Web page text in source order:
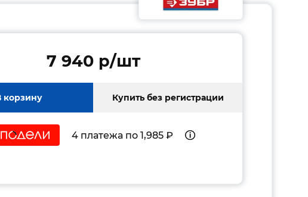
7 940 p/шт
корзину Купить без регистрации
4 платежа по 1,985 ₽